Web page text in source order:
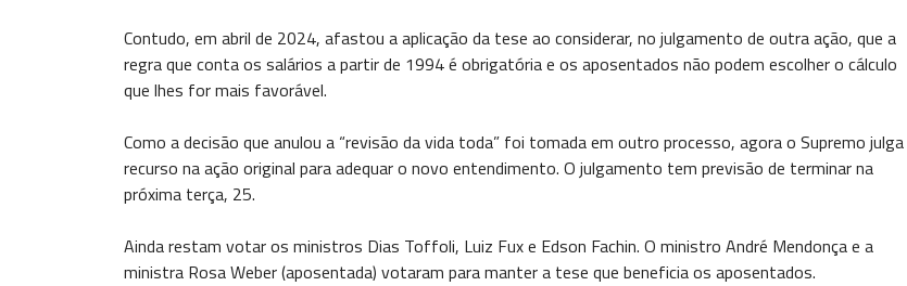
Contudo, em abril de 2024, afastou a aplicação da tese ao considerar, no julgamento de outra ação, que a
regra que conta os salários a partir de 1994 é obrigatória e os aposentados não podem escolher o cálculo
que lhes for mais favorável.
Como a decisão que anulou a “revisão da vida toda” foi tomada em outro processo, agora o Supremo julga
recurso na ação original para adequar o novo entendimento. O julgamento tem previsão de terminar na
próxima terça, 25.
Ainda restam votar os ministros Dias Toffoli, Luiz Fux e Edson Fachin. O ministro André Mendonça e a
ministra Rosa Weber (aposentada) votaram para manter a tese que beneficia os aposentados.